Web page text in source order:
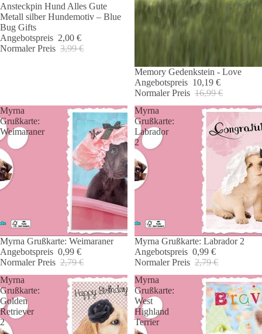
Angebot 🐾
Ansteckpin Hund Alles Gute
Metall silber Hundemotiv – Blue
Bug Gifts
Angebotspreis 2,00 €
Normaler Preis 3,99 €
Ausverkauft
Memory Gedenkstein - Love
Angebotspreis 10,19 €
Normaler Preis 16,99 €
Myrna
Grußkarte:
Weimaraner
Angebot 🐾
Myrna Grußkarte: Weimaraner
Angebotspreis 0,99 €
Normaler Preis 2,79 €
Myrna
Grußkarte:
Labrador
2
Angebot 🐾
Myrna Grußkarte: Labrador 2
Angebotspreis 0,99 €
Normaler Preis 2,79 €
Myrna
Grußkarte:
Golden
Retriever
2
Myrna
Grußkarte:
West
Highland
Terrier